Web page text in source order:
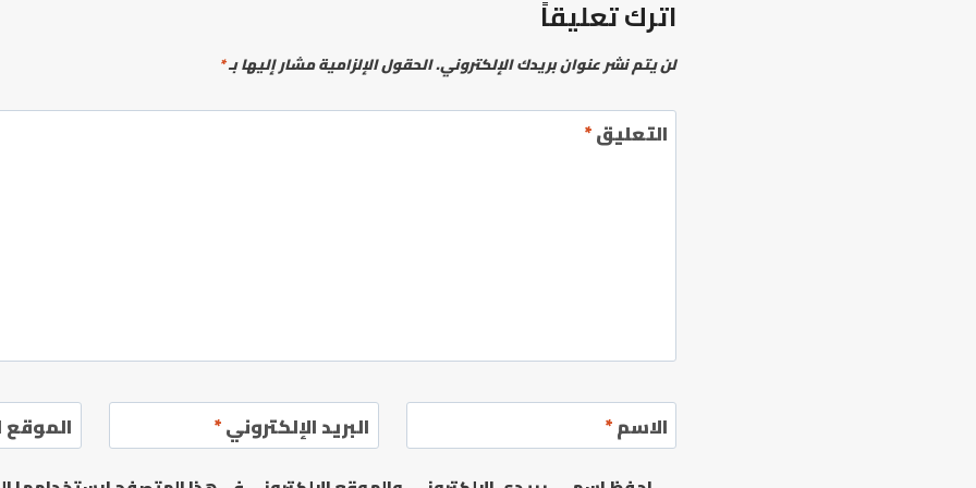
اترك تعليقاً
لن يتم نشر عنوان بريدك الإلكتروني.الحقول الإلزامية مشار إليها بـ*
التعليق*
الاسم* البريد الإلكتروني* الموقع